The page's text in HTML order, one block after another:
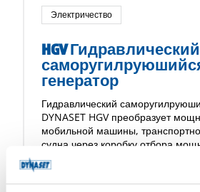
Электричество
HGV Гидравлический
генератор
Гидравлический
DYNASET HGV преобразует
мобильной машины,
судна через коробку отбора
высококачественную
HGV Гидравлический
генератор — это модульное